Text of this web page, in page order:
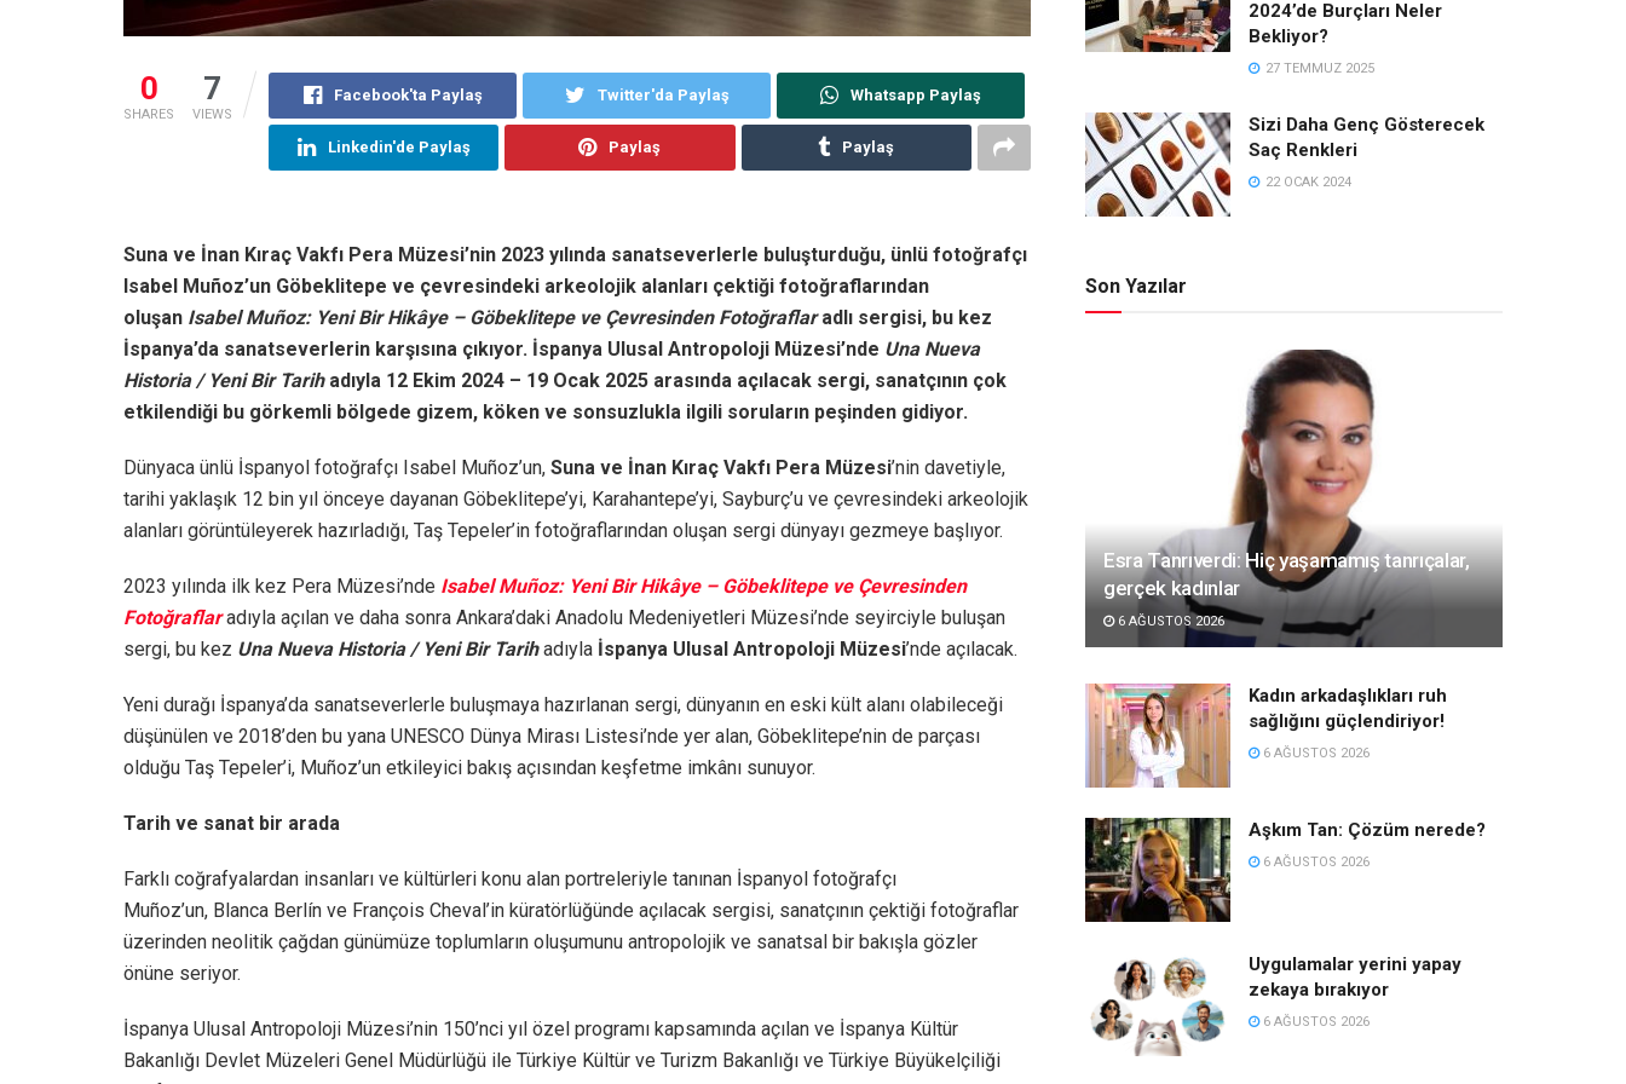
0
SHARES
7
VIEWS
Facebook'ta Paylaş Twitter'da Paylaş Whatsapp Paylaş
Linkedin'de Paylaş Paylaş Paylaş
Suna ve İnan Kıraç Vakfı Pera Müzesi’nin 2023 yılında sanatseverlerle buluşturduğu, ünlü fotoğrafçı
Isabel Muñoz’un Göbeklitepe ve çevresindeki arkeolojik alanları çektiği fotoğraflarından
oluşan Isabel Muñoz: Yeni Bir Hikâye – Göbeklitepe ve Çevresinden Fotoğraflaradlı sergisi, bu kez
İspanya’da sanatseverlerin karşısına çıkıyor. İspanya Ulusal Antropoloji Müzesi’nde Una Nueva
Historia / Yeni Bir Tarihadıyla 12 Ekim 2024 – 19 Ocak 2025 arasında açılacak sergi, sanatçının çok
etkilendiği bu görkemli bölgede gizem, köken ve sonsuzlukla ilgili soruların peşinden gidiyor.
Dünyaca ünlü İspanyol fotoğrafçı Isabel Muñoz’un, Suna ve İnan Kıraç Vakfı Pera Müzesi’nin davetiyle,
tarihi yaklaşık 12 bin yıl önceye dayanan Göbeklitepe’yi, Karahantepe’yi, Sayburç’u ve çevresindeki arkeolojik
alanları görüntüleyerek hazırladığı, Taş Tepeler’in fotoğraflarından oluşan sergi dünyayı gezmeye başlıyor.
2023 yılında ilk kez Pera Müzesi’nde Isabel Muñoz: Yeni Bir Hikâye – Göbeklitepe ve Çevresinden
Fotoğraflaradıyla açılan ve daha sonra Ankara’daki Anadolu Medeniyetleri Müzesi’nde seyirciyle buluşan
sergi, bu kez Una Nueva Historia / Yeni Bir Tarihadıyla İspanya Ulusal Antropoloji Müzesi’nde açılacak.
Yeni durağı İspanya’da sanatseverlerle buluşmaya hazırlanan sergi, dünyanın en eski kült alanı olabileceği
düşünülen ve 2018’den bu yana UNESCO Dünya Mirası Listesi’nde yer alan, Göbeklitepe’nin de parçası
olduğu Taş Tepeler’i, Muñoz’un etkileyici bakış açısından keşfetme imkânı sunuyor.
Tarih ve sanat bir arada
Farklı coğrafyalardan insanları ve kültürleri konu alan portreleriyle tanınan İspanyol fotoğrafçı
Muñoz’un, Blanca Berlín ve François Cheval’in küratörlüğünde açılacak sergisi, sanatçının çektiği fotoğraflar
üzerinden neolitik çağdan günümüze toplumların oluşumunu antropolojik ve sanatsal bir bakışla gözler
önüne seriyor.
İspanya Ulusal Antropoloji Müzesi’nin 150’nci yıl özel programı kapsamında açılan ve İspanya Kültür
Bakanlığı Devlet Müzeleri Genel Müdürlüğü ile Türkiye Kültür ve Turizm Bakanlığı ve Türkiye Büyükelçiliği
2024’de Burçları Neler
Bekliyor?
27 TEMMUZ 2025
Sizi Daha Genç Gösterecek
Saç Renkleri
22 OCAK 2024
Son Yazılar
Esra Tanrıverdi: Hiç yaşamamış tanrıçalar,
gerçek kadınlar
6 AĞUSTOS 2026
Kadın arkadaşlıkları ruh
sağlığını güçlendiriyor!
6 AĞUSTOS 2026
Aşkım Tan: Çözüm nerede?
6 AĞUSTOS 2026
Uygulamalar yerini yapay
zekaya bırakıyor
6 AĞUSTOS 2026